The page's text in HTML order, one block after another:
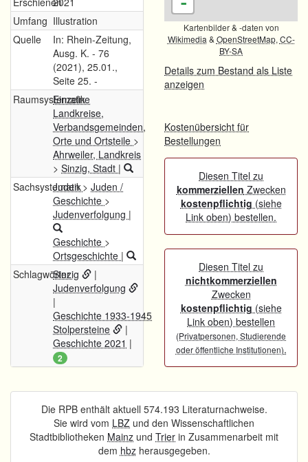
Umfang Illustration
Quelle
In: Rhein-Zeitung,
Ausg. K. - 76
(2021), 25.01.,
Seite 25. -
Raumsystematik
Einzelne
Landkreise,
Verbandsgemeinden,
Orte und Ortsteile >
Ahrweiler, Landkreis
> Sinzig, Stadt |
Sachsystematik
Juden> Juden /
Geschichte >
Judenverfolgung |
Geschichte >
Ortsgeschichte |
Schlagwörter
Sinzig
|
Judenverfolgung
|
Geschichte 1933-1945
Stolpersteine
|
Geschichte 2021 |
2
Kartenbilder & -daten von
Wikimedia & OpenStreetMap, CC-
BY-SA
Details zum Bestand als Liste
anzeigen
Kostenübersicht für
Bestellungen
Diesen Titel zu
kommerziellen Zwecken
kostenpflichtig (siehe
Link oben) bestellen.
Diesen Titel zu
nichtkommerziellen
Zwecken
kostenpflichtig (siehe
Link oben) bestellen
(Privatpersonen, Studierende
oder öffentliche Institutionen).
Die RPB enthält aktuell 574.193 Literaturnachweise.
Sie wird vom LBZ und den Wissenschaftlichen
Stadtbibliotheken Mainz und Trier in Zusammenarbeit mit
dem hbzherausgegeben.